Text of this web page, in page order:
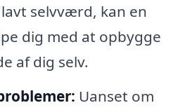
selvværd, kan en
dig med at opbygge
af dig selv.
Uanset om